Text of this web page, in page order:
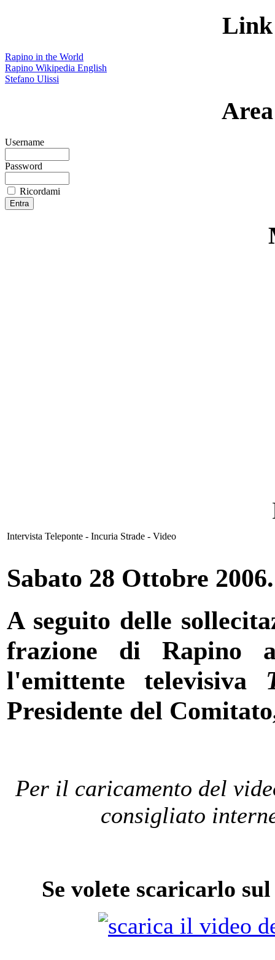
Link
Rapino in the World
Rapino Wikipedia English
Stefano Ulissi
Username
Password
Ricordami
Intervista Teleponte - Incuria Strade - Video
Sabato 28 Ottobre 2006.
A seguito delle
frazione di Rapino
l'emittente televisiva
Presidente del
Per il caricamento del
consigliato
Se volete scaricarlo